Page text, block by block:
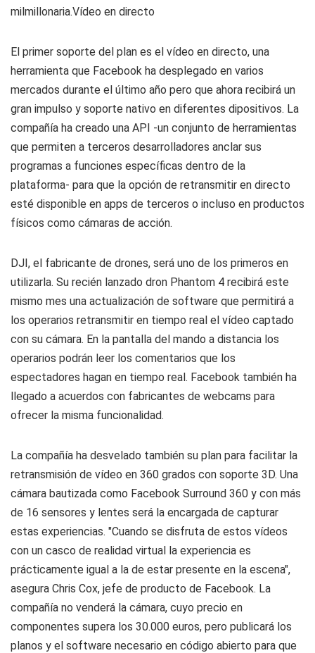
milmillonaria.Vídeo en directo
El primer soporte del plan es el vídeo en directo, una
herramienta que Facebook ha desplegado en varios
mercados durante el último año pero que ahora recibirá un
gran impulso y soporte nativo en diferentes dipositivos. La
compañía ha creado una API -un conjunto de herramientas
que permiten a terceros desarrolladores anclar sus
programas a funciones específicas dentro de la
plataforma- para que la opción de retransmitir en directo
esté disponible en apps de terceros o incluso en productos
físicos como cámaras de acción.
DJI, el fabricante de drones, será uno de los primeros en
utilizarla. Su recién lanzado dron Phantom 4 recibirá este
mismo mes una actualización de software que permitirá a
los operarios retransmitir en tiempo real el vídeo captado
con su cámara. En la pantalla del mando a distancia los
operarios podrán leer los comentarios que los
espectadores hagan en tiempo real. Facebook también ha
llegado a acuerdos con fabricantes de webcams para
ofrecer la misma funcionalidad.
La compañía ha desvelado también su plan para facilitar la
retransmisión de vídeo en 360 grados con soporte 3D. Una
cámara bautizada como Facebook Surround 360 y con más
de 16 sensores y lentes será la encargada de capturar
estas experiencias. "Cuando se disfruta de estos vídeos
con un casco de realidad virtual la experiencia es
prácticamente igual a la de estar presente en la escena",
asegura Chris Cox, jefe de producto de Facebook. La
compañía no venderá la cámara, cuyo precio en
componentes supera los 30.000 euros, pero publicará los
planos y el software necesario en código abierto para que